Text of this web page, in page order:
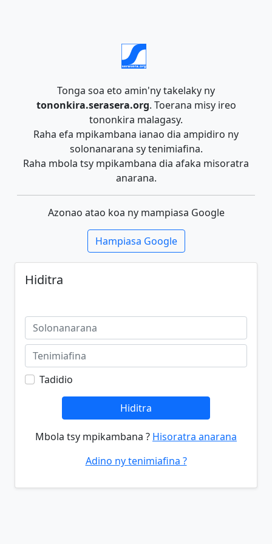
Tonga soa eto amin'ny takelaky ny
tononkira.serasera.org. Toerana misy ireo
tononkira malagasy.
Raha efa mpikambana ianao dia ampidiro ny
solonanarana sy tenimiafina.
Raha mbola tsy mpikambana dia afaka misoratra
anarana.
Azonao atao koa ny mampiasa Google
Hampiasa Google
Hiditra
Tadidio
Hiditra
Mbola tsy mpikambana ? Hisoratra anarana
Adino ny tenimiafina ?